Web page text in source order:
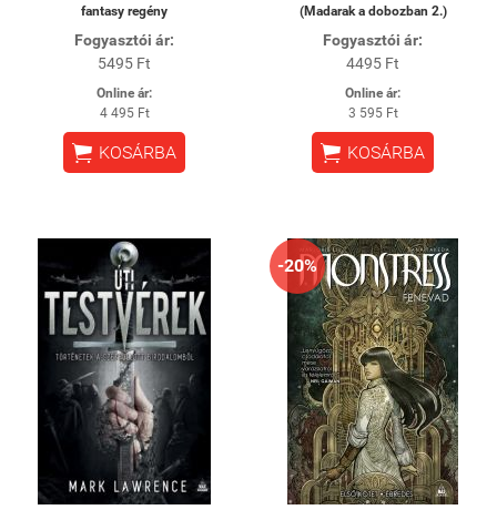
fantasy regény
Fogyasztói ár:
5495 Ft
Online ár:
4 495 Ft
 KOSÁRBA
(Madarak a dobozban 2.)
Fogyasztói ár:
4495 Ft
Online ár:
3 595 Ft
 KOSÁRBA
-20%